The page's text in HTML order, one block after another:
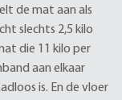
de mat aan als
slechts 2,5 kilo
die 11 kilo per
aan elkaar
is. En de vloer